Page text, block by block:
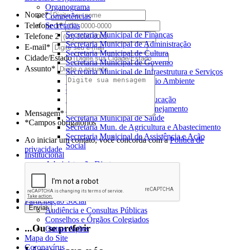
Nome*
Telefone 1*
Telefone 2
E-mail*
Cidade/Estado
Assunto*
Mensagem*
*Campos obrigatórios
Ao iniciar um contato, você concorda com aPolítica de
privacidade
...Ou se preferir
Organograma
Competências
Secretarias
Secretaria Municipal de Finanças
Secretaria Municipal de Administração
Secretaria Municipal de Cultura
Secretaria Municipal de Governo
Secretaria Municipal de Infraestrutura e Serviços
Secretaria Municipal de Meio Ambiente
Controladoria Municipal
Secretaria Municipal de Educação
Secretaria Municipal de Planejamento
Secretaria Municipal de Saúde
Secretaria Mun. de Agricultura e Abastecimento
Secretaria Municipal de Assistência e Ação
Social
Institucional
Administração Direta
Administração Indireta
Entidades Privadas
Dados Abertos
Participação Social
Audiência e Consultas Públicas
Conselhos e Órgãos Colegiados
Outras Ações
Mapa do Site
Coronavírus